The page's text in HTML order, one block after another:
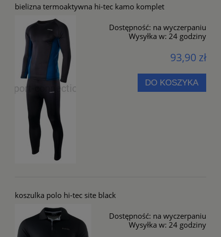
bielizna termoaktywna hi-tec kamo komplet
Dostępność: na wyczerpaniu
Wysyłka w: 24 godziny
93,90 zł
DO KOSZYKA
koszulka polo hi-tec site black
Dostępność: na wyczerpaniu
Wysyłka w: 24 godziny